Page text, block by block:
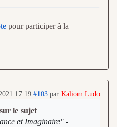
pour participer à la
17:19 #103 par Kaliom Ludo
sur le sujet
et Imaginaire" -